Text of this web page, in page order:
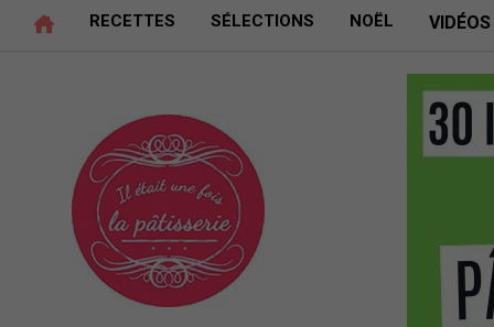
RECETTES SÉLECTIONS NOËL VIDÉOS